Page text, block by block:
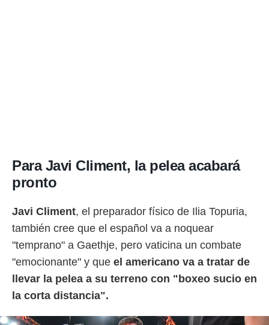
Para Javi Climent, la pelea acabará
pronto
Javi Climent, el preparador físico de Ilia Topuria,
también cree que el español va a noquear
"temprano" a Gaethje, pero vaticina un combate
"emocionante" y que el americano va a tratar de
llevar la pelea a su terreno con "boxeo sucio en
la corta distancia".